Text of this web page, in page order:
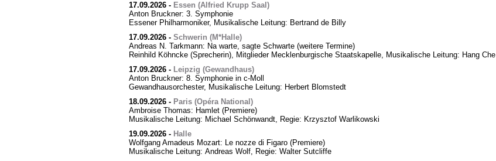
17.09.2026- Essen (Alfried Krupp Saal)
Anton Bruckner: 3. Symphonie
Essener Philharmoniker, Musikalische Leitung: Bertrand de Billy
17.09.2026- Schwerin (M*Halle)
Andreas N. Tarkmann: Na warte, sagte Schwarte (weitere Termine)
Reinhild Köhncke (Sprecherin), Mitglieder Mecklenburgische Staatskapelle, Musikalische Leitung: Hang Che
17.09.2026- Leipzig (Gewandhaus)
Anton Bruckner: 8. Symphonie in c-Moll
Gewandhausorchester, Musikalische Leitung: Herbert Blomstedt
18.09.2026- Paris (Opéra National)
Ambroise Thomas: Hamlet (Premiere)
Musikalische Leitung: Michael Schönwandt, Regie: Krzysztof Warlikowski
19.09.2026- Halle
Wolfgang Amadeus Mozart: Le nozze di Figaro (Premiere)
Musikalische Leitung: Andreas Wolf, Regie: Walter Sutcliffe